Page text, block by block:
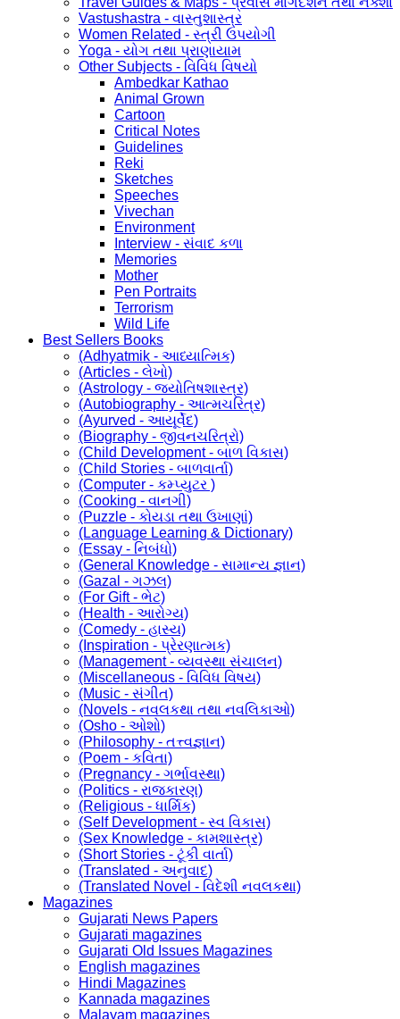
Vastushastra - વાસ્તુશાસ્ત્ર
Women Related - સ્ત્રી ઉપયોગી
Yoga - યોગ તથા પ્રાણાયામ
Other Subjects - વિવિધ વિષયો
Ambedkar Kathao
Animal Grown
Cartoon
Critical Notes
Guidelines
Reki
Sketches
Speeches
Vivechan
Environment
Interview - સંવાદ કળા
Memories
Mother
Pen Portraits
Terrorism
Wild Life
Best Sellers Books
(Adhyatmik - આધ્યાત્મિક)
(Articles - લેખો)
(Astrology - જ્યોતિષશાસ્ત્ર)
(Autobiography - આત્મચરિત્ર)
(Ayurved - આયૂર્વેદ)
(Biography - જીવનચરિત્રો)
(Child Development - બાળ વિકાસ)
(Child Stories - બાળવાર્તા)
(Computer - કમ્પ્યુટર )
(Cooking - વાનગી)
(Puzzle - કોયડા તથા ઉખાણાં)
(Language Learning & Dictionary)
(Essay - નિબંધો)
(General Knowledge - સામાન્ય જ્ઞાન)
(Gazal - ગઝલ)
(For Gift - ભેટ)
(Health - આરોગ્ય)
(Comedy - હાસ્ય)
(Inspiration - પ્રેરણાત્મક)
(Management - વ્યવસ્થા સંચાલન)
(Miscellaneous - વિવિધ વિષય)
(Music - સંગીત)
(Novels - નવલકથા તથા નવલિકાઓ)
(Osho - ઓશો)
(Philosophy - તત્ત્વજ્ઞાન)
(Poem - કવિતા)
(Pregnancy - ગર્ભાવસ્થા)
(Politics - રાજકારણ)
(Religious - ધાર્મિક)
(Self Development - સ્વ વિકાસ)
(Sex Knowledge - કામશાસ્ત્ર)
(Short Stories - ટૂંકી વાર્તા)
(Translated - અનુવાદ)
(Translated Novel - વિદેશી નવલકથા)
Magazines
Gujarati News Papers
Gujarati magazines
Gujarati Old Issues Magazines
English magazines
Hindi Magazines
Kannada magazines
Malayam magazines